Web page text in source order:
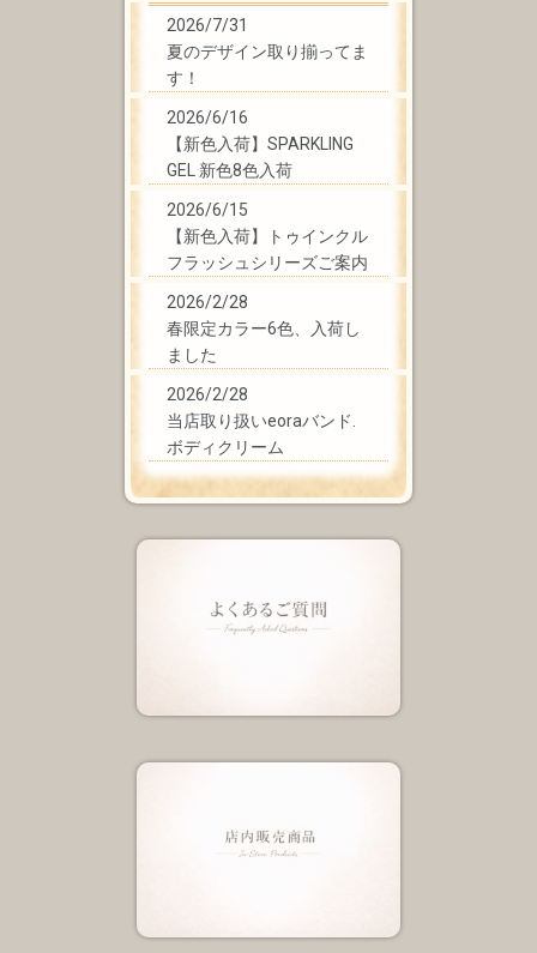
2026/7/31
夏のデザイン取り揃ってま
す！
2026/6/16
【新色入荷】SPARKLING
GEL 新色8色入荷
2026/6/15
【新色入荷】トゥインクル
フラッシュシリーズご案内
2026/2/28
春限定カラー6色、入荷し
ました
2026/2/28
当店取り扱いeoraバンド.
ボディクリーム